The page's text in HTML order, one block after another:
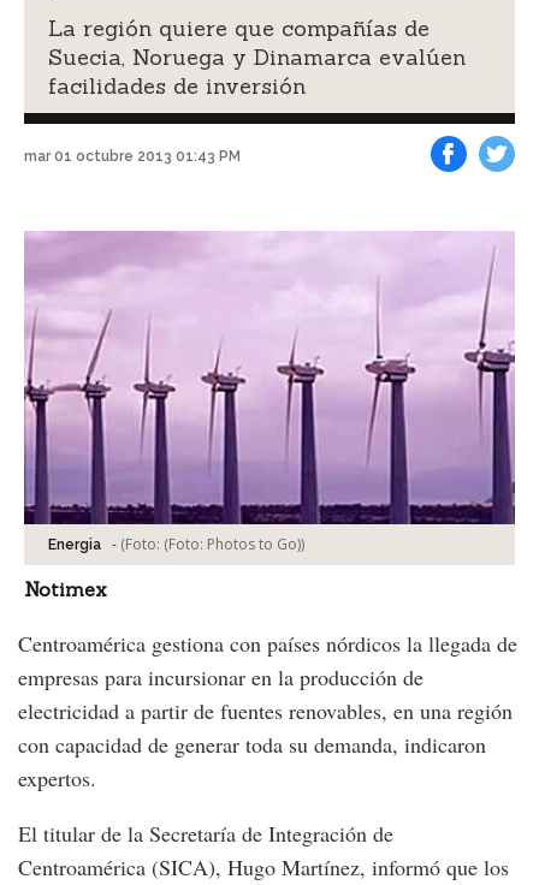
La región quiere que compañías de
Suecia, Noruega y Dinamarca evalúen
facilidades de inversión
mar 01 octubre 2013 01:43 PM
Energia - (Foto: (Foto: Photos to Go))
Notimex
Centroamérica gestiona con países nórdicos la llegada de
empresas para incursionar en la producción de
electricidad a partir de fuentes renovables, en una región
con capacidad de generar toda su demanda, indicaron
expertos.
El titular de la Secretaría de Integración de
Centroamérica (SICA), Hugo Martínez, informó que los